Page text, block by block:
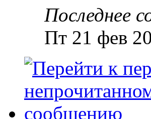
Последнее
Пт 21 фев